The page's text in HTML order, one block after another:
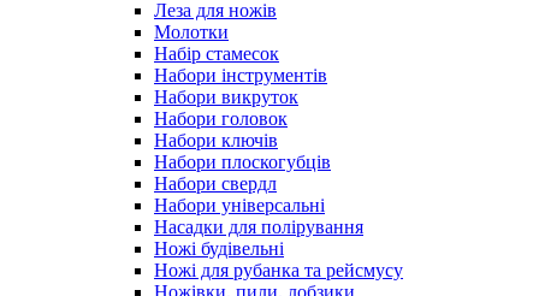
Леза для ножів
Молотки
Набір стамесок
Набори інструментів
Набори викруток
Набори головок
Набори ключів
Набори плоскогубців
Набори свердл
Набори універсальні
Насадки для полірування
Ножі будівельні
Ножі для рубанка та рейсмусу
Ножівки, пили, лобзики